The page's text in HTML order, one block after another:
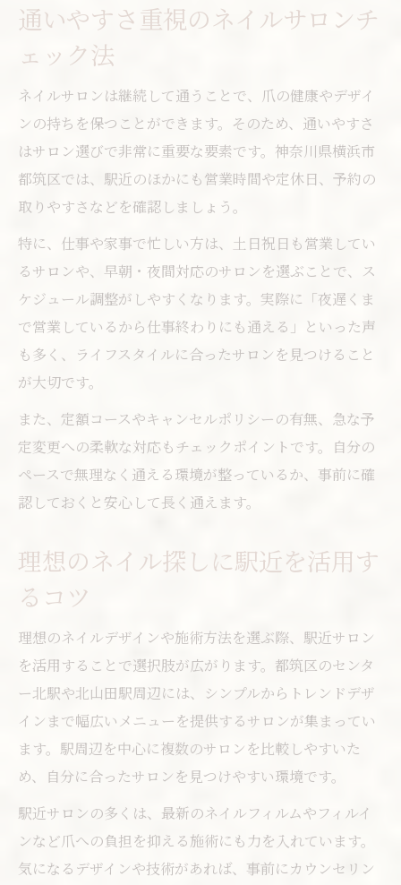
通いやすさ重視のネイルサロンチ
ェック法
ネイルサロンは継続して通うことで、爪の健康やデザイ
ンの持ちを保つことができます。そのため、通いやすさ
はサロン選びで非常に重要な要素です。神奈川県横浜市
都筑区では、駅近のほかにも営業時間や定休日、予約の
取りやすさなどを確認しましょう。
特に、仕事や家事で忙しい方は、土日祝日も営業してい
るサロンや、早朝・夜間対応のサロンを選ぶことで、ス
ケジュール調整がしやすくなります。実際に「夜遅くま
で営業しているから仕事終わりにも通える」といった声
も多く、ライフスタイルに合ったサロンを見つけること
が大切です。
また、定額コースやキャンセルポリシーの有無、急な予
定変更への柔軟な対応もチェックポイントです。自分の
ペースで無理なく通える環境が整っているか、事前に確
認しておくと安心して長く通えます。
理想のネイル探しに駅近を活用す
るコツ
理想のネイルデザインや施術方法を選ぶ際、駅近サロン
を活用することで選択肢が広がります。都筑区のセンタ
ー北駅や北山田駅周辺には、シンプルからトレンドデザ
インまで幅広いメニューを提供するサロンが集まってい
ます。駅周辺を中心に複数のサロンを比較しやすいた
め、自分に合ったサロンを見つけやすい環境です。
駅近サロンの多くは、最新のネイルフィルムやフィルイ
ンなど爪への負担を抑える施術にも力を入れています。
気になるデザインや技術があれば、事前にカウンセリン